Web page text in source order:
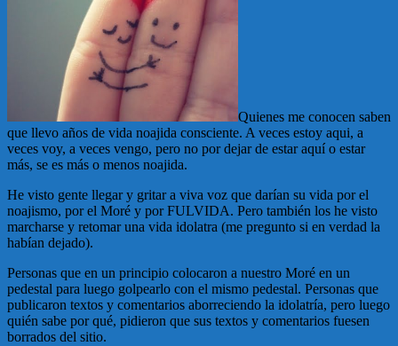
Quienes me conocen saben
que llevo años de vida noajida consciente. A veces estoy aqui, a
veces voy, a veces vengo, pero no por dejar de estar aquí o estar
más, se es más o menos noajida.
He visto gente llegar y gritar a viva voz que darían su vida por el
noajismo, por el Moré y por FULVIDA. Pero también los he visto
marcharse y retomar una vida idolatra (me pregunto si en verdad la
habían dejado).
Personas que en un principio colocaron a nuestro Moré en un
pedestal para luego golpearlo con el mismo pedestal. Personas que
publicaron textos y comentarios aborreciendo la idolatría, pero luego
quién sabe por qué, pidieron que sus textos y comentarios fuesen
borrados del sitio.